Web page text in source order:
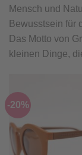
Mensch und
Bewusstsein für
Das Motto von
kleinen Dinge,
-20%